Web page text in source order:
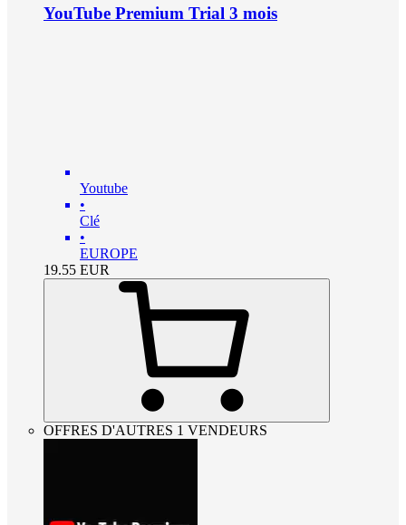
YouTube Premium Trial 3 mois
Youtube
•
Clé
•
EUROPE
19.55 EUR
OFFRES D'AUTRES 1 VENDEURS